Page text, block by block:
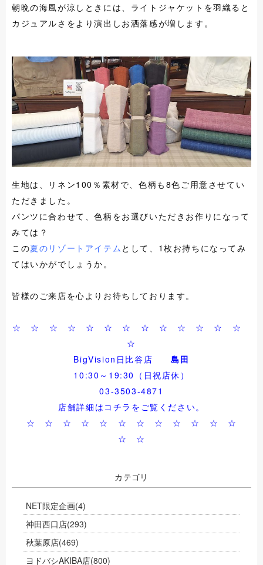
朝晩の海風が涼しときには、ライトジャケットを羽織ると
カジュアルさをより演出しお洒落感が増します。
生地は、リネン100％素材で、色柄も8色ご用意させてい
ただきました。
パンツに合わせて、色柄をお選びいただきお作りになって
みては？
この夏のリゾートアイテム として、1枚お持ちになってみ
てはいかがでしょうか。
皆様のご来店を心よりお待ちしております。
☆ ☆ ☆ ☆ ☆ ☆ ☆ ☆ ☆ ☆ ☆ ☆ ☆
☆
BigVision日比谷店
島田
10:30～19:30（日祝店休）
03-3503-4871
店舗詳細は コチラ をご覧ください。
☆ ☆ ☆ ☆ ☆ ☆ ☆ ☆ ☆ ☆ ☆ ☆
☆ ☆
カテゴリ
NET限定企画(4)
神田西口店(293)
秋葉原店(469)
ヨドバシAKIBA店(800)